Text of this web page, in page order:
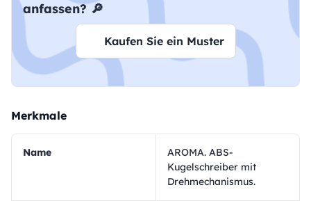
anfassen? 🔎
Kaufen Sie ein Muster
Merkmale
Name
AROMA. ABS-
Kugelschreiber mit
Drehmechanismus.